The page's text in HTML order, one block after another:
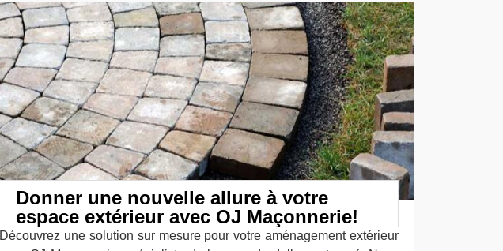
Donner une nouvelle allure à votre
espace extérieur avec OJ Maçonnerie!
Découvrez une solution sur mesure pour votre aménagement extérieur